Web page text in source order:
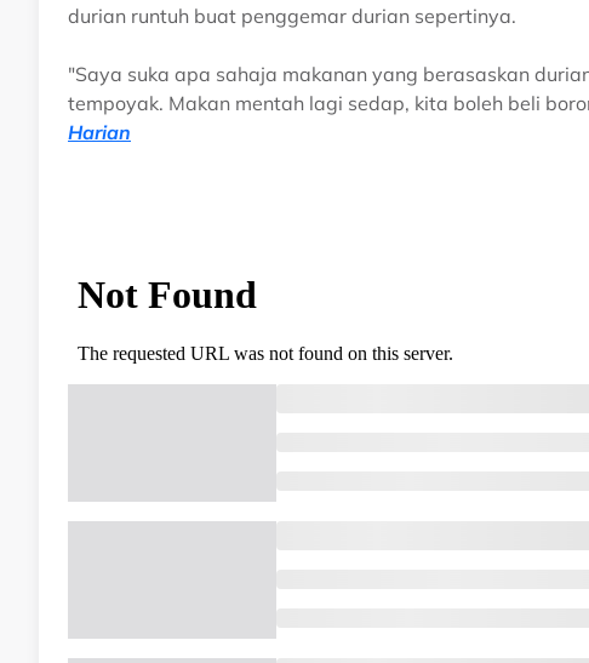
durian runtuh buat penggemar durian sepertinya.
"Saya suka apa sahaja makanan yang berasaskan
tempoyak. Makan mentah lagi sedap, kita boleh beli
Harian